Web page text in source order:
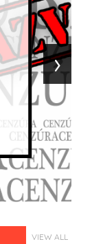
›
VIEW ALL